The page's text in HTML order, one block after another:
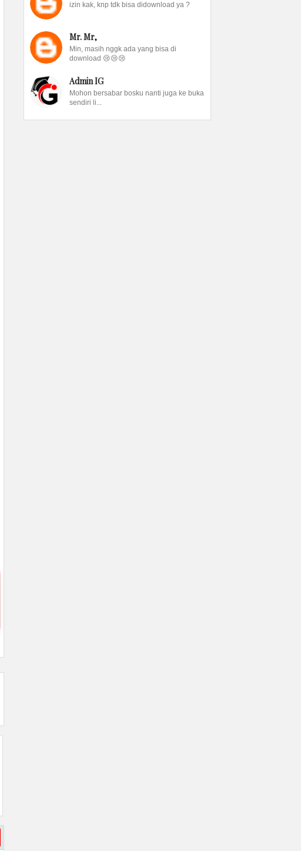
izin kak, knp tdk bisa didownload ya ?
Mr. Mr,
Min, masih nggk ada yang bisa di
download 😢😢😢
Admin IG
Mohon bersabar bosku nanti juga ke buka
sendiri li...